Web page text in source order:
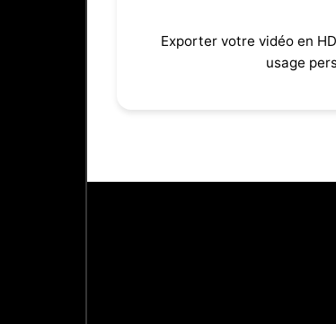
Exporter votre vidéo en
usage